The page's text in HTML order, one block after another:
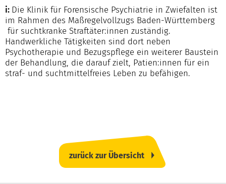
i: Die Klinik für Forensische Psychiatrie in Zwiefalten ist
im Rahmen des Maßregelvollzugs Baden-Württemberg
für suchtkranke Straftäter:innen zuständig.
Handwerkliche Tätigkeiten sind dort neben
Psychotherapie und Bezugspflege ein weiterer Baustein
der Behandlung, die darauf zielt, Patien:innen für ein
straf- und suchtmittelfreies Leben zu befähigen.
zurück zur Übersicht